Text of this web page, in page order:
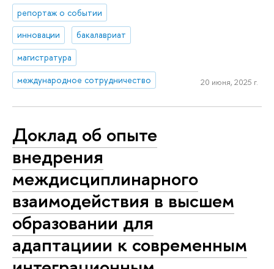
репортаж о событии
инновации
бакалавриат
магистратура
международное сотрудничество
20 июня, 2025 г.
Доклад об опыте
внедрения
междисциплинарного
взаимодействия в высшем
образовании для
адаптациии к современным